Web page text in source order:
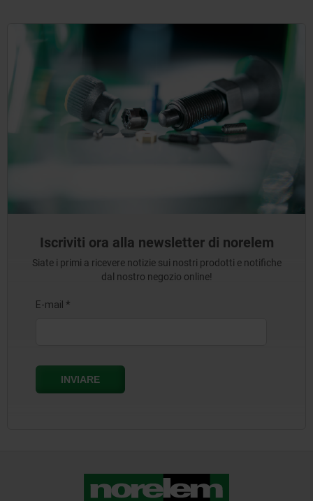
Iscriviti ora alla newsletter di norelem
Siate i primi a ricevere notizie sui nostri prodotti e notifiche
dal nostro negozio online!